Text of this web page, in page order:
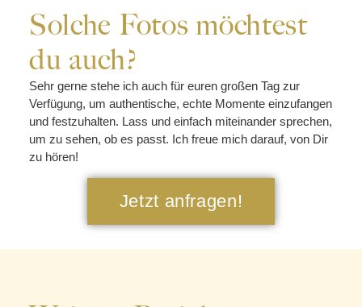
Solche Fotos möchtest
du auch?
Sehr gerne stehe ich auch für euren großen Tag zur
Verfügung, um authentische, echte Momente einzufangen
und festzuhalten. Lass und einfach miteinander sprechen,
um zu sehen, ob es passt. Ich freue mich darauf, von Dir
zu hören!
Jetzt anfragen!